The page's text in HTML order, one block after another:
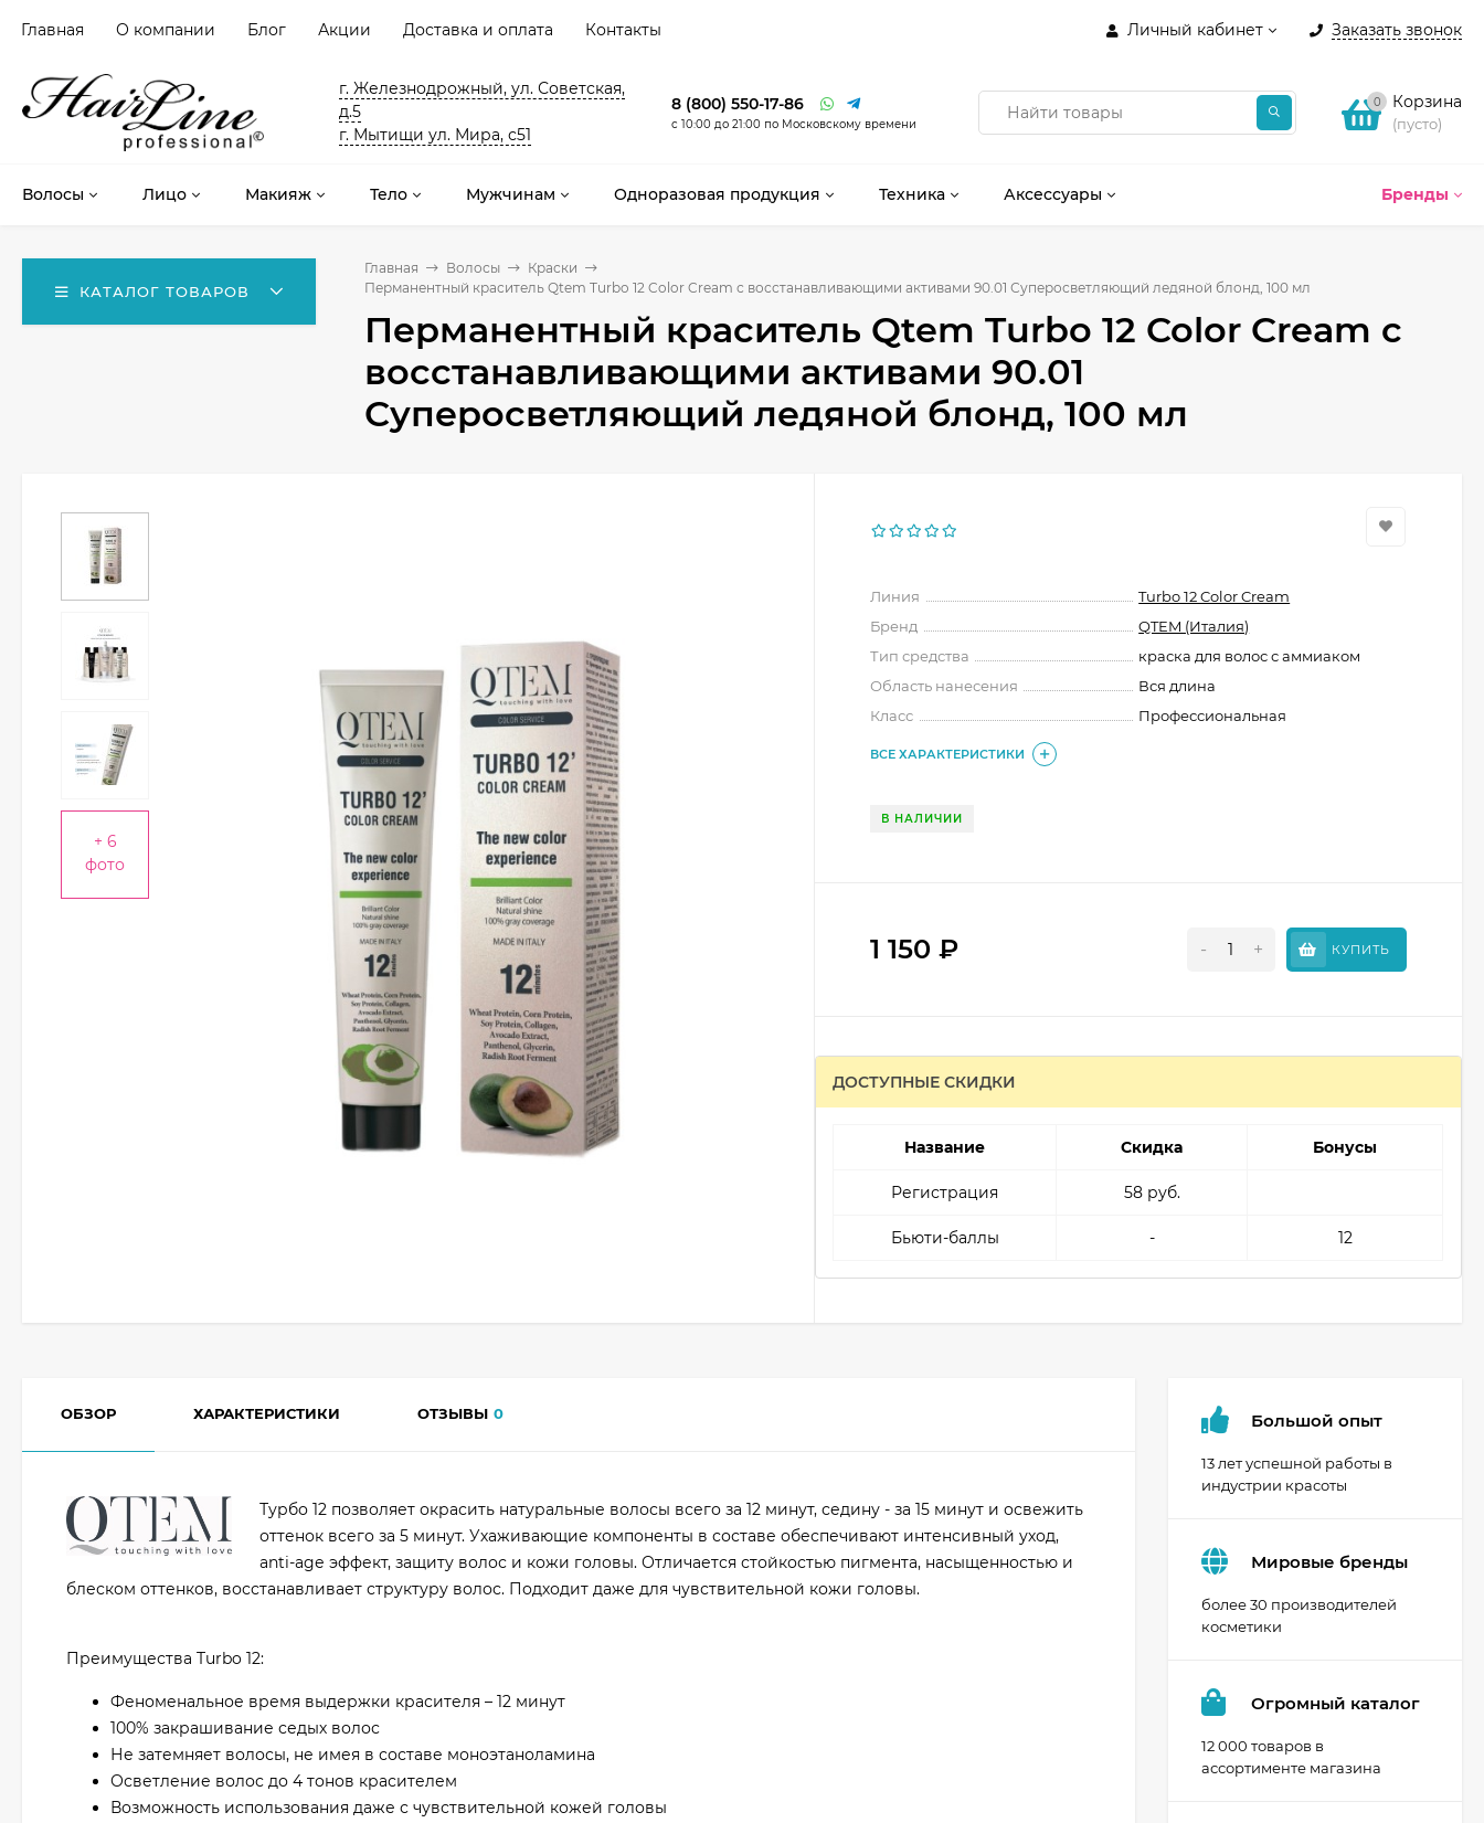
Личный кабинет Заказать звонок
Главная О компании Блог Акции Доставка и оплата Контакты
г. Железнодрожный, ул. Советская,
д.5
г. Мытищи ул. Мира, с51
8 (800) 550-17-86
с 10:00 до 21:00 по Московскому времени
0 Корзина
(пусто)
Бренды
Волосы Лицо Макияж Тело Мужчинам Одноразовая продукция Техника Аксессуары
КАТАЛОГ ТОВАРОВ
Главная Волосы
Краски
Перманентный краситель Qtem Turbo 12 Color Cream с восстанавливающими активами 90.01 Суперосветляющий ледяной блонд, 100 мл
Перманентный краситель Qtem Turbo 12 Color Cream с
восстанавливающими активами 90.01
Суперосветляющий ледяной блонд, 100 мл
+ 6
фото
Линия
Turbo 12 Color Cream
Бренд
QTEM (Италия)
Тип средства
краска для волос с аммиаком
Область нанесения
Вся длина
Класс
Профессиональная
ВСЕ ХАРАКТЕРИСТИКИ
В НАЛИЧИИ
1 150₽ - + КУПИТЬ
ДОСТУПНЫЕ СКИДКИ
Название Скидка Бонусы
Регистрация 58 руб.
Бьюти-баллы - 12
ОБЗОР ХАРАКТЕРИСТИКИ ОТЗЫВЫ 0
Турбо 12 позволяет окрасить натуральные волосы всего за 12 минут, седину - за 15 минут и освежить
оттенок всего за 5 минут. Ухаживающие компоненты в составе обеспечивают интенсивный уход,
anti-agе эффект, защиту волос и кожи головы. Отличается стойкостью пигмента, насыщенностью и
блеском оттенков, восстанавливает структуру волос. Подходит даже для чувствительной кожи головы.
Преимущества Turbo 12:
Феноменальное время выдержки красителя – 12 минут
100% закрашивание седых волос
Не затемняет волосы, не имея в составе моноэтаноламина
Осветление волос до 4 тонов красителем
Возможность использования даже с чувствительной кожей головы
Большой опыт
13 лет успешной работы в
индустрии красоты
Мировые бренды
более 30 производителей
косметики
Огромный каталог
12 000 товаров в
ассортименте магазина